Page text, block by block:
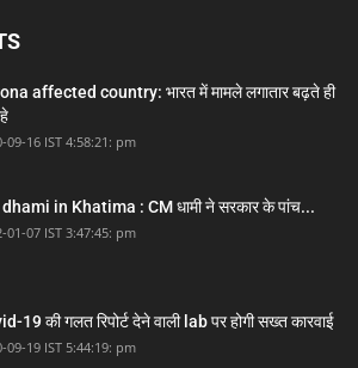
affected country: भारत में मामले लगातार बढ़ते ही
09-16 IST 4:58:21: pm
in Khatima : CM धामी ने सरकार के पांच...
01-07 IST 3:47:45: pm
19 की गलत रिपोर्ट देने वाली lab पर होगी सख्त कारवाई
09-19 IST 5:44:19: pm